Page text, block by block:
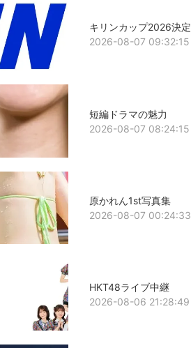
キリンカップ2026決定
2026-08-07 09:32:15
短編ドラマの魅力
2026-08-07 08:24:15
原かれん1st写真集
2026-08-07 00:24:33
HKT48ライブ中継
2026-08-06 21:28:49